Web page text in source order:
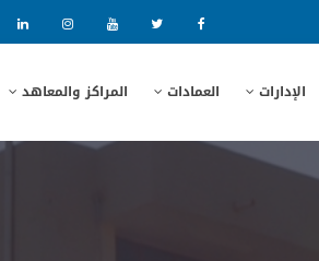
الإدارات العمادات المراكز والمعاهد